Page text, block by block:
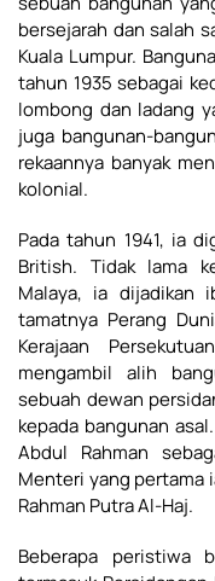
bersejarah dan salah
Kuala Lumpur.
tahun 1935 sebagai
lombong dan ladang
juga bangunan-
rekaannya banyak
kolonial.
Pada tahun 1941, ia
British. Tidak lama
Malaya, ia dijadikan
tamatnya Perang
Kerajaan
mengambil alih
sebuah dewan
kepada bangunan
Abdul Rahman
Menteri yang pertama
Rahman Putra Al-Haj.
Beberapa peristiwa